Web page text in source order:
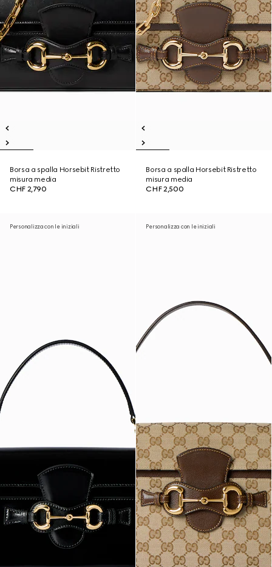
Borsa a spalla Horsebit Ristretto
misura media
CHF 2,790
Borsa a spalla Horsebit Ristretto
misura media
CHF 2,500
Personalizza con le iniziali Personalizza con le iniziali